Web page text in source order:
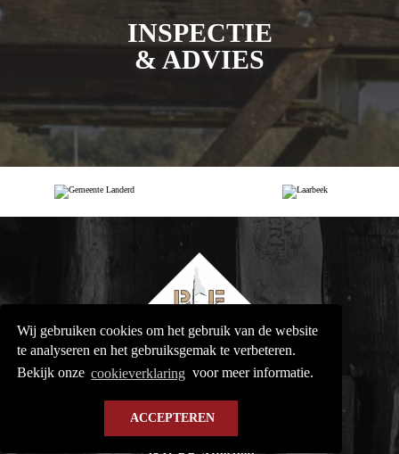
Wij gebruiken cookies om het gebruik van de website
te analyseren en het gebruiksgemak te verbeteren.
Bekijk onze cookieverklaring voor meer informatie.
ACCEPTEREN
INSPECTIE
& ADVIES
Beijk B.V.